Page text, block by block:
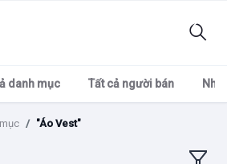
danh mục Tất cả người bán
"Áo Vest"